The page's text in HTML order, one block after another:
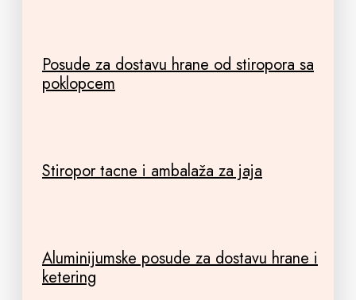
Posude za dostavu hrane od stiropora sa
poklopcem
Stiropor tacne i ambalaža za jaja
Aluminijumske posude za dostavu hrane i
ketering